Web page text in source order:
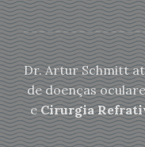
Dr. Artur Schmitt
de doenças
eCirurgia